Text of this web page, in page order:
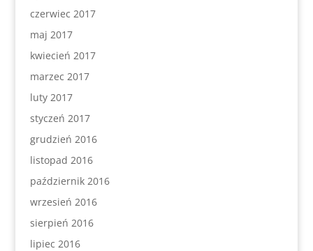
czerwiec 2017
maj 2017
kwiecień 2017
marzec 2017
luty 2017
styczeń 2017
grudzień 2016
listopad 2016
październik 2016
wrzesień 2016
sierpień 2016
lipiec 2016